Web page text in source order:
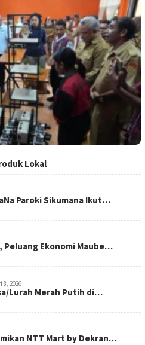
Lokal
Paroki Sikumana Ikut…
Peluang Ekonomi Maube…
8, 2026
Lurah Merah Putih di…
NTT Mart by Dekran…